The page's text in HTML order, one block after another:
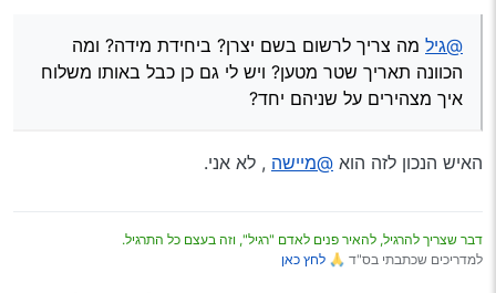
@גיל מה צריך לרשום בשם יצרן? ביחידת מידה? ומה
הכוונה תאריך שטר מטען? ויש לי גם כן כבל באותו משלוח
איך מצהירים על שניהם יחד?
האיש הנכון לזה הוא @מיישה , לא אני.
דבר שצריך להרגיל, להאיר פנים לאדם "רגיל", וזה בעצם כל התרגיל.
למדריכים שכתבתי בס"ד 🙏 לחץ כאן